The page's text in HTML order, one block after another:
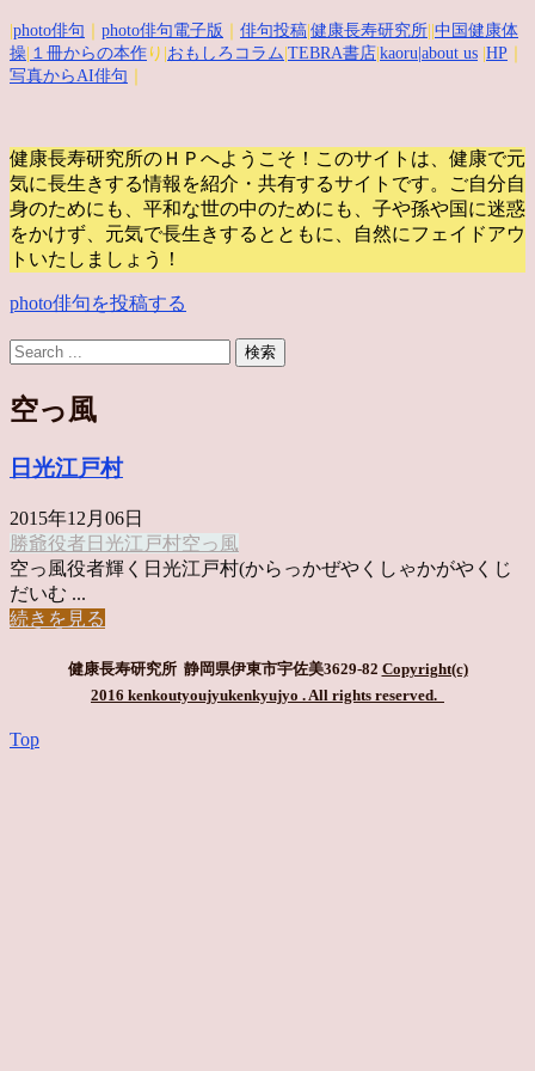
photo俳句 photo俳句電子版 俳句投稿 健康長寿研究所 中国健康体
操 １冊からの本作 り| おもしろコラム TEBRA書店 kaoru |about us HP
写真からAI俳句
健康長寿研究所のＨＰへようこそ！このサイトは、健康で元
気に長生きする情報を紹介・共有するサイトです。
ご自分自
身のためにも、平和な世の中のためにも、子や孫や国に迷惑
をかけず、元気で長生きするとともに、自然にフェイドアウ
トいたしましょう！
photo俳句を投稿する
空っ風
日光江戸村
2015年12月06日
勝爺役者 日光江戸村空っ風
空っ風役者輝く日光江戸村(からっかぜやくしゃかがやくじ
だいむ ...
続きを見る
健康長寿研究所 静岡県伊東市宇佐美3629-82 Copyright(c)
2016 kenkoutyoujyukenkyujyo . All rights reserved.
Top